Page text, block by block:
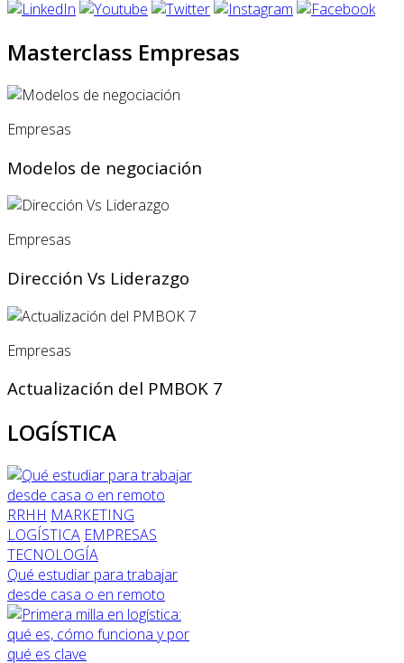
Masterclass Empresas
Empresas
Modelos de negociación
Empresas
Dirección Vs Liderazgo
Empresas
Actualización del PMBOK 7
LOGÍSTICA
RRHH MARKETING
LOGÍSTICA EMPRESAS
TECNOLOGÍA
Qué estudiar para trabajar
desde casa o en remoto